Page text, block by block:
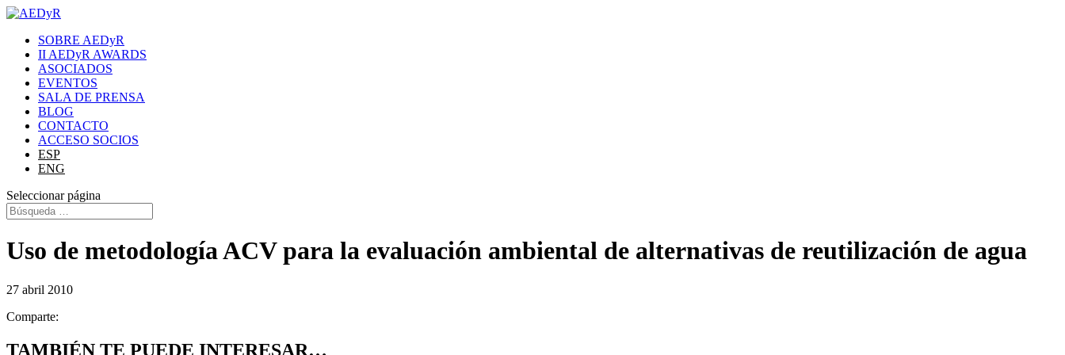
SOBRE AEDyR
II AEDyR AWARDS
ASOCIADOS
EVENTOS
SALA DE PRENSA
BLOG
CONTACTO
ACCESO SOCIOS
ESP
ENG
Seleccionar página
Uso de metodología ACV para la evaluación ambiental de alternativas de reutilización de agua
27 abril 2010
Comparte:
TAMBIÉN TE PUEDE INTERESAR…